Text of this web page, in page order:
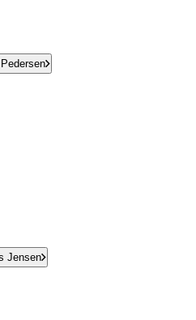
Jensen